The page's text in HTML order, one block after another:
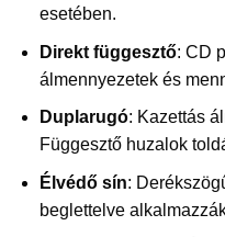
esetében.
Direkt függesztő: CD
álmennyezetek és
Duplarugó: Kazettás
Függesztő huzalok
Élvédő sín:
beglettelve